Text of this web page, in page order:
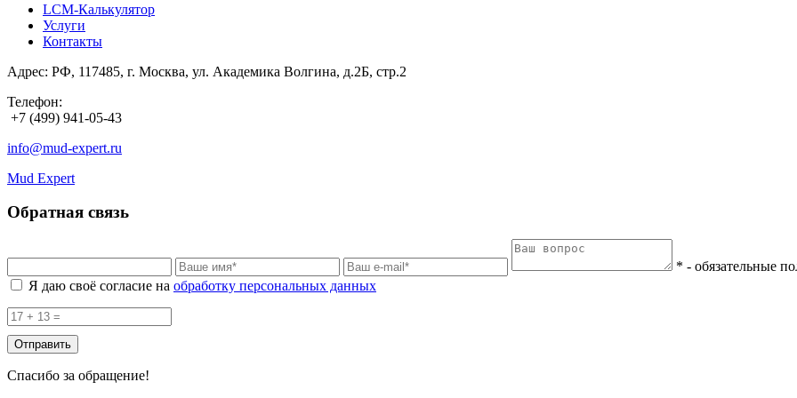
LCM-Калькулятор
Услуги
Контакты
Адрес: РФ, 117485, г. Москва, ул. Академика Волгина, д.2Б, стр.2
Телефон:
+7 (499) 941-05-43
info@mud-expert.ru
Mud Expert
Обратная связь
* - обязательные
Я даю своё согласие на обработку персональных данных
Спасибо за обращение!